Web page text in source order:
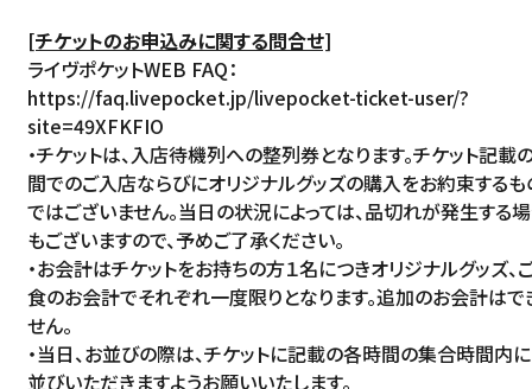
[チケットのお申込みに関する問合せ]
ライヴポケットWEB FAQ：
https://faq.livepocket.jp/livepocket-ticket-user/?
site=49XFKFIO
・チケットは、入店待機列への整列券となります。チケット記載
間でのご入店ならびにオリジナルグッズの購入をお約束するも
ではございません。当日の状況によっては、品切れが発生する
もございますので、予めご了承ください。
・お会計はチケットをお持ちの方１名につきオリジナルグッズ、
食のお会計でそれぞれ一度限りとなります。追加のお会計はで
せん。
・当日、お並びの際は、チケットに記載の各時間の集合時間内
並びいただきますようお願いいたします。